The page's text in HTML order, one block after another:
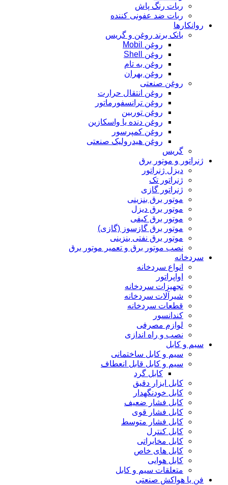
ربات رنگ پاش
ربات ضد عفونی کننده
روانکارها
بانک برند روغن و گریس
روغن Mobil
روغن Shell
روغن به تام
روغن بهران
روغن صنعتی
روغن انتقال حرارت
روغن ترانسفورماتور
روغن توربین
روغن دنده یا واسکازین
روغن کمپرسور
روغن هیدرولیک صنعتی
گریس
ژنراتور و موتور برق
دیزل ژنراتور
ژنراتور تک
ژنراتور گازی
موتور برق بنزینی
موتور برق دیزل
موتور برق کیفی
موتور برق گازسوز (گازی)
موتور برق نفتی بنزینی
نصب موتور برق و تعمیر موتور برق
سردخانه
انواع سردخانه
اواپراتور
تجهیزات سردخانه
شیرآلات سردخانه
قطعات سردخانه
کندانسور
لوازم مصرفی
نصب و راه اندازی
سیم و کابل
سیم و کابل ساختمانی
سیم و کابل قابل انعطاف
کابل گرد
کابل ابزار دقیق
کابل خودنگهدار
کابل فشار ضعیف
کابل فشار قوی
کابل فشار متوسط
کابل کنترل
کابل مخابراتی
کابل های خاص
کابل هوایی
متعلقات سیم و کابل
فن یا هواکش صنعتی